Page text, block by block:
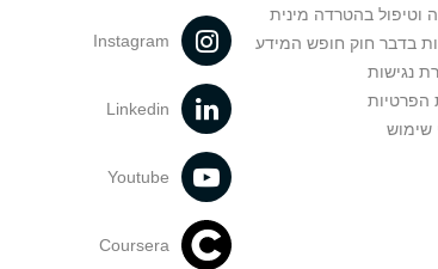
וטיפול בהטרדה מינית
בדבר חוק חופש המידע
נגישות
הפרטיות
שימוש
Instagram
Linkedin
Youtube
Coursera